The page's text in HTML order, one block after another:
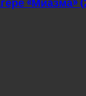
«Миазма»